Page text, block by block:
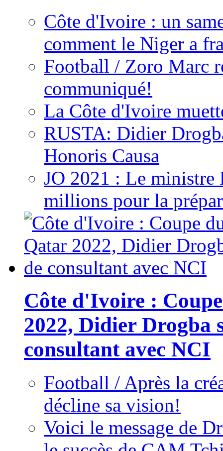
Côte d'Ivoire : un
comment le Niger a
Football / Zoro Marc
communiqué!
La Côte d'Ivoire
RUSTA: Didier
Honoris Causa
JO 2021 : Le ministre
millions pour la
Côte d'Ivoire :
2022, Didier Drogba
consultant avec NCI
Football / Après la
décline sa vision!
Voici le message de